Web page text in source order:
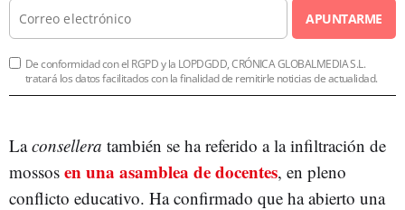
APUNTARME
De conformidad con el RGPD y la LOPDGDD, CRÓNICA GLOBALMEDIA S.L.
tratará los datos facilitados con la finalidad de remitirle noticias de actualidad.
Laconsellera también se ha referido a la infiltración de
mossos en una asamblea de docentes, en pleno
conflicto educativo. Ha confirmado que ha abierto una